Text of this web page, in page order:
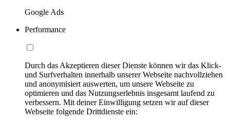
Google Ads
Performance
Durch das Akzeptieren dieser Dienste können wir das Klick-
und Surfverhalten innerhalb unserer Webseite nachvollziehen
und anonymisiert auswerten, um unsere Webseite zu
optimieren und das Nutzungserlebnis insgesamt laufend zu
verbessern. Mit deiner Einwilligung setzen wir auf dieser
Webseite folgende Drittdienste ein: